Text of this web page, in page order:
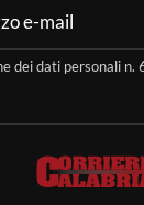
dei dati personali